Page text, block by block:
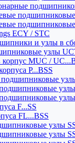
ECY / STC
и узлы в
узлы
MUC /
P...BSS
узлы
F...SS
FL...BSS
узлы
узлы